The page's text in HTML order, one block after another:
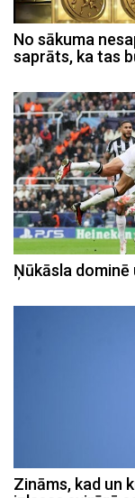
No sākuma
saprāts, ka tas
Ņūkāsla dominē
Zināms, kad un